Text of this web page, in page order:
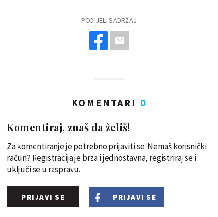
PODIJELI SADRŽAJ
KOMENTARI 0
Komentiraj, znaš da želiš!
Za komentiranje je potrebno prijaviti se. Nemaš korisnički
račun? Registracija je brza i jednostavna, registriraj se i
uključi se u raspravu.
PRIJAVI SE PRIJAVI SE